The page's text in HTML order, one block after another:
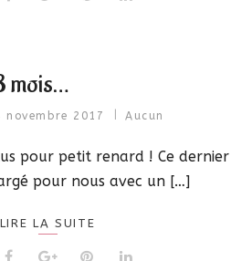
mois…
novembre 2017
Aucun
pour petit renard ! Ce dernier
pour nous avec un […]
LIRE LA SUITE